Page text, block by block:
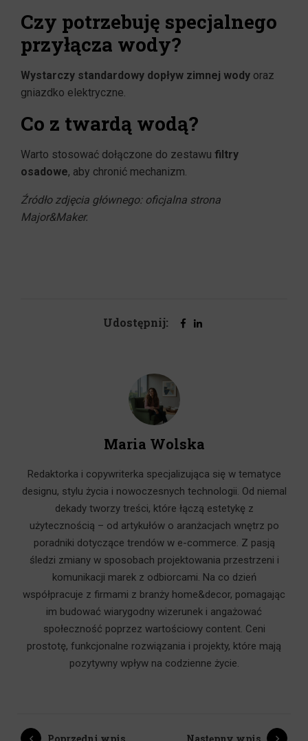
Czy potrzebuję specjalnego
przyłącza wody?
Wystarczy standardowy dopływ zimnej wody oraz
gniazdko elektryczne.
Co z twardą wodą?
Warto stosować dołączone do zestawu filtry
osadowe, aby chronić mechanizm.
Źródło zdjęcia głównego: oficjalna strona
Major&Maker.
Udostępnij:
Maria Wolska
Redaktorka i copywriterka specjalizująca się w tematyce
designu, stylu życia i nowoczesnych technologii. Od niemal
dekady tworzy treści, które łączą estetykę z
użytecznością – od artykułów o aranżacjach wnętrz po
poradniki dotyczące trendów w e-commerce. Z pasją
śledzi zmiany w sposobach projektowania przestrzeni i
komunikacji marek z odbiorcami. Na co dzień
współpracuje z firmami z branży home&decor, pomagając
im budować wiarygodny wizerunek i angażować
społeczność poprzez wartościowy content. Ceni
prostotę, funkcjonalne rozwiązania i projekty, które mają
pozytywny wpływ na codzienne życie.
Poprzedni wpis Następny wpis